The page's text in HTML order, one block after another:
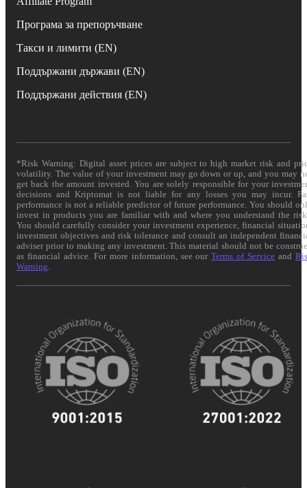
Програма за препоръчване
Такси и лимити (EN)
Поддържани държави (EN)
Поддържани действия (EN)
*Risk Warning: Digital asset prices are subject to high market risk and
volatility. The value of your investment may go down or up, and you may
get back the amount invested. You are solely responsible for your
decisions and Kriptomat is not liable for any losses you may incur.
performance is not a reliable predictor of future performance. You should
invest in products you are familiar with and where you understand the
You should carefully consider your investment experience, financial
investment objectives and risk tolerance and consult an independent
adviser prior to making any investment. This material should not be
as financial advice. For more information, see ourTerms of Service and
Warning